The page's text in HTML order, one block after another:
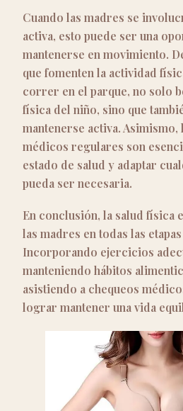
Cuando las madres se
activa, esto puede ser una
mantenerse en movimiento.
que fomenten la actividad
correr en el parque, no solo
física del niño, sino que
mantenerse activa. Asimismo,
médicos regulares son
estado de salud y adaptar
pueda ser necesaria.
En conclusión, la salud física
las madres en todas las
Incorporando ejercicios
manteniendo hábitos
asistiendo a chequeos
lograr mantener una vida